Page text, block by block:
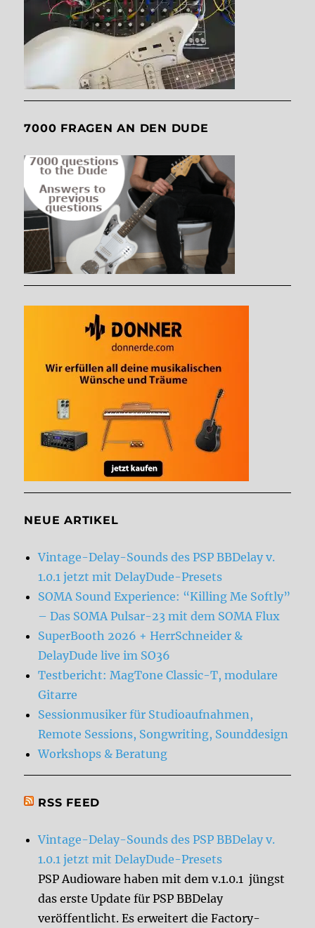
7000 FRAGEN AN DEN DUDE
NEUE ARTIKEL
Vintage-Delay-Sounds des PSP BBDelay v.
1.0.1 jetzt mit DelayDude-Presets
SOMA Sound Experience: “Killing Me Softly”
– Das SOMA Pulsar-23 mit dem SOMA Flux
SuperBooth 2026 + HerrSchneider &
DelayDude live im SO36
Testbericht: MagTone Classic-T, modulare
Gitarre
Sessionmusiker für Studioaufnahmen,
Remote Sessions, Songwriting, Sounddesign
Workshops & Beratung
RSS FEED
Vintage-Delay-Sounds des PSP BBDelay v.
1.0.1 jetzt mit DelayDude-Presets
PSP Audioware haben mit dem v.1.0.1 jüngst
das erste Update für PSP BBDelay
veröffentlicht. Es erweitert die Factory-